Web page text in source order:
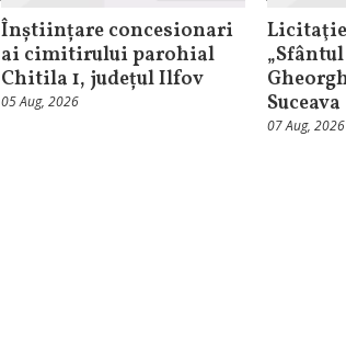
Înștiințare concesionari
ai cimitirului parohial
Chitila 1, județul Ilfov
05 Aug, 2026
Suceava
07 Aug, 2026